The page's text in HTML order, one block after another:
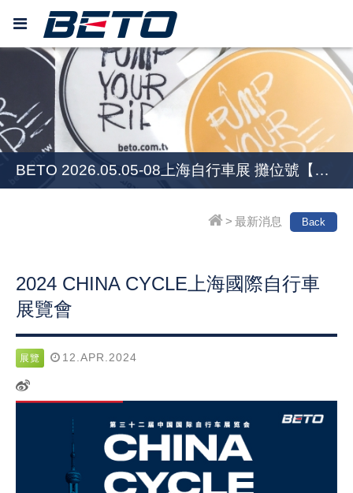
BETO 2026.06.24-27 歐洲自行車展EUROBIKE [Hall 8.0] C49
BETO 2026.05.05-08上海自行車展 攤位號【W4】1521
BETO 2026.06.24-27 歐洲自行車展EUROBIKE [Hall 8.0] C49
BETO 2026.05.05-08上海自行車展 攤位號【W4】1521
> 最新消息 Back
2024 CHINA CYCLE上海國際自行車
展覽會
展覽 12.APR.2024